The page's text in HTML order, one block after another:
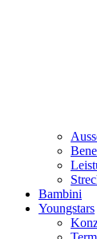
Bambini
Youngstars